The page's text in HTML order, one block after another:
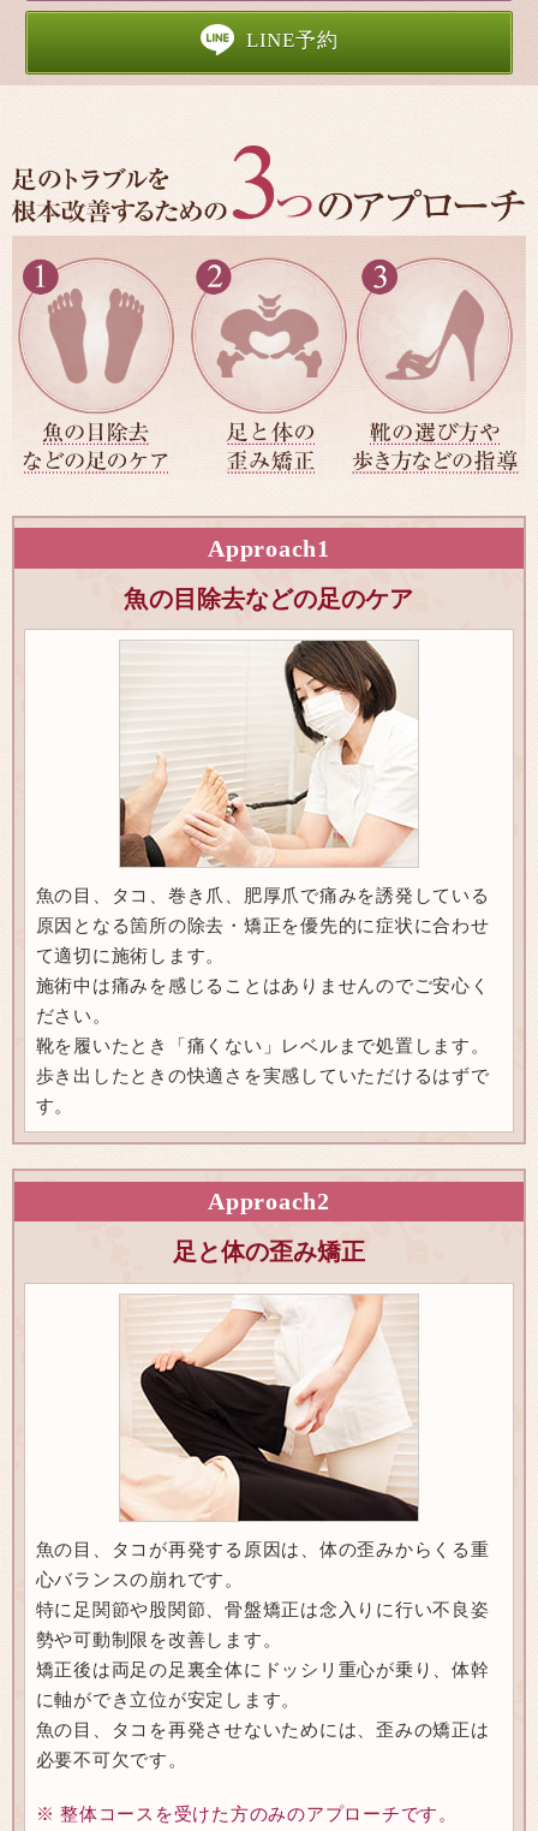
LINE予約
Approach1
魚の目除去などの足のケア
魚の目、タコ、巻き爪、肥厚爪で痛みを誘発している
原因となる箇所の除去・矯正を優先的に症状に合わせ
て適切に施術します。
施術中は痛みを感じることはありませんのでご安心く
ださい。
靴を履いたとき「痛くない」レベルまで処置します。
歩き出したときの快適さを実感していただけるはずで
す。
Approach2
足と体の歪み矯正
魚の目、タコが再発する原因は、体の歪みからくる重
心バランスの崩れです。
特に足関節や股関節、骨盤矯正は念入りに行い不良姿
勢や可動制限を改善します。
矯正後は両足の足裏全体にドッシリ重心が乗り、体幹
に軸ができ立位が安定します。
魚の目、タコを再発させないためには、歪みの矯正は
必要不可欠です。
※ 整体コースを受けた方のみのアプローチです。